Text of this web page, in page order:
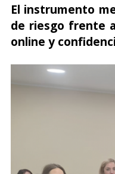
El instrumento
de riesgo frente
online y